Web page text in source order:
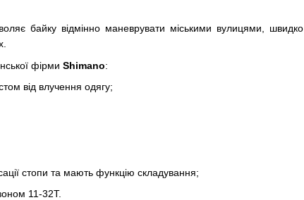
байку відмінно маневрувати міськими вулицями, швидко
фірми Shimano:
від влучення одягу;
стопи та мають функцію складування;
11-32Т.